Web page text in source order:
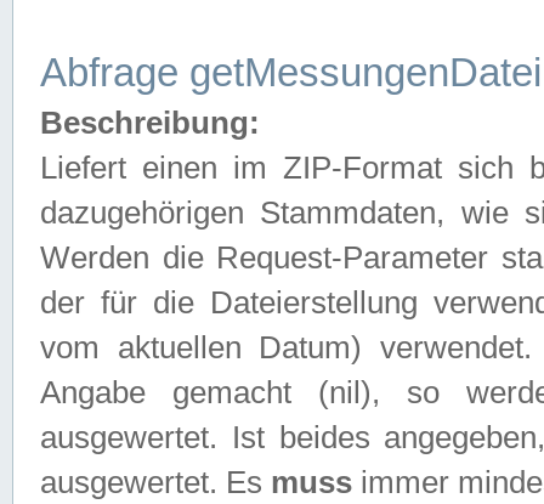
Abfrage getMessungenDatei
Beschreibung:
Liefert einen im ZIP-Format sich
dazugehörigen Stammdaten, wie
Werden die Request-Parameter
der für die Dateierstellung
vom aktuellen Datum)
Angabe gemacht (nil), so
ausgewertet. Ist beides
ausgewertet. Es muss immer